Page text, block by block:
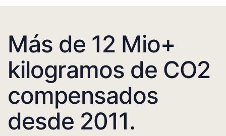
Más de 12 Mio+
kilogramos de CO2
compensados
desde 2011.